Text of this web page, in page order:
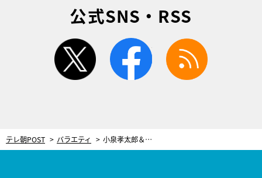
公式SNS・RSS
twitter facebook
テレ朝POST バラエティ 小泉孝太郎＆高嶋ちさ子も驚く“華麗なるファミリー”の暮らし！世界的な三姉妹と食事会も